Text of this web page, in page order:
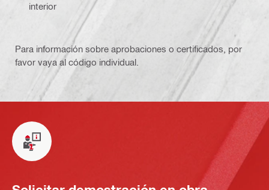
interior
Para información sobre aprobaciones o certificados, por
favor vaya al código individual.